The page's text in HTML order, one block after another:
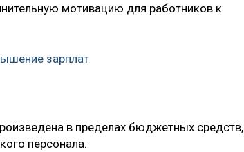
мотивацию для работников к
зарплат
в пределах бюджетных средств,
персонала.